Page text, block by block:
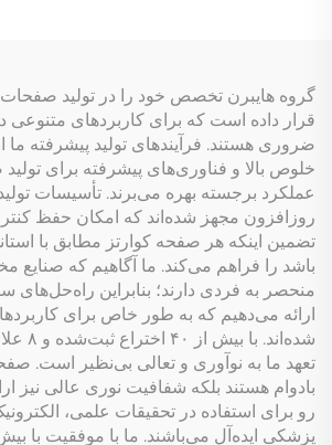
گروه هایبرن تخصص خود را در تولید صفحات
قرار داده است که برای کاربردهای متنوعی
ضروری هستند. فرآیندهای تولید پیشرفته ما
خلوص بالا و فناوری‌های پیشرفته برای
عملکرد برجسته بهره می‌برند. تأسیسات
روزافزون مجهز شده‌اند که امکان حفظ
تضمین اینکه هر صفحه کوارتز مطابق با
باشد را فراهم می‌کند. ما آگاهیم که صنایع
منحصر به فردی دارند؛ بنابراین
ارائه می‌دهیم که به طور خاص برای
تعهد ما به نوآوری و تعالی بی‌نظیر است.
بادوام هستند بلکه شفافیت نوری عالی نیز
رو برای استفاده در تحقیقات علمی،